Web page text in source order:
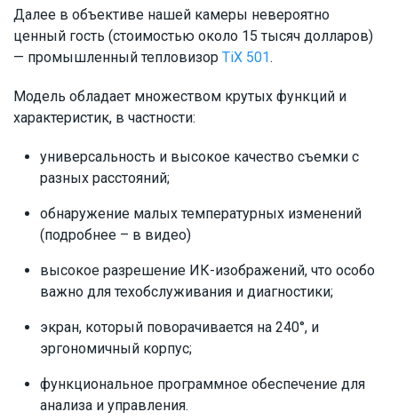
Далее в объективе нашей камеры невероятно
ценный гость (стоимостью около 15 тысяч долларов)
— промышленный тепловизор TiX 501.
Модель обладает множеством крутых функций и
характеристик, в частности:
универсальность и высокое качество съемки с
разных расстояний;
обнаружение малых температурных изменений
(подробнее – в видео)
высокое разрешение ИК-изображений, что особо
важно для техобслуживания и диагностики;
экран, который поворачивается на 240°, и
эргономичный корпус;
функциональное программное обеспечение для
анализа и управления.